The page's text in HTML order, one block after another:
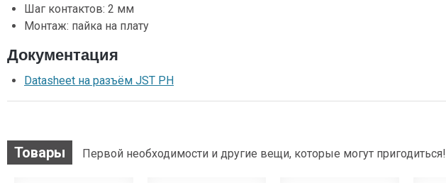
Шаг контактов: 2 мм
Монтаж: пайка на плату
Документация
Datasheet на разъём JST PH
Товары Первой необходимости и другие вещи, которые могут пригодиться!